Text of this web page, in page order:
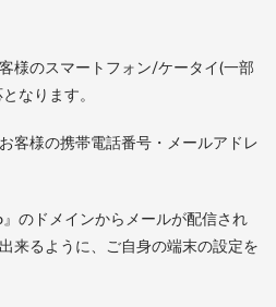
様のスマートフォン/ケータイ(一部
なります。
客様の携帯電話番号・メールアドレ
のドメインからメールが配信され
来るように、ご自身の端末の設定を